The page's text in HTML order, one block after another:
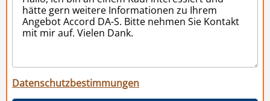
Datenschutzbestimmungen